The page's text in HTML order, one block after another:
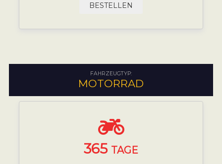
BESTELLEN
FAHRZEUGTYP:
MOTORRAD
365 TAGE